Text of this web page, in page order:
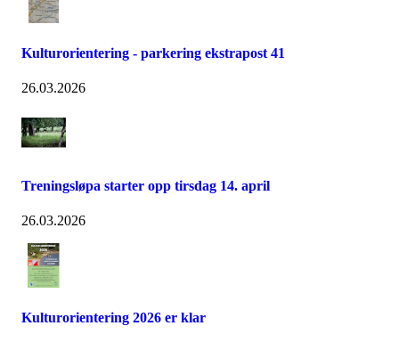
Kulturorientering - parkering ekstrapost 41
26.03.2026
Treningsløpa starter opp tirsdag 14. april
26.03.2026
Kulturorientering 2026 er klar